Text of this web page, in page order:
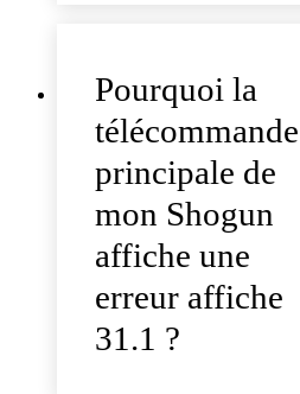
Pourquoi la
télécommande
principale de
mon Shogun
affiche une
erreur affiche
31.1 ?